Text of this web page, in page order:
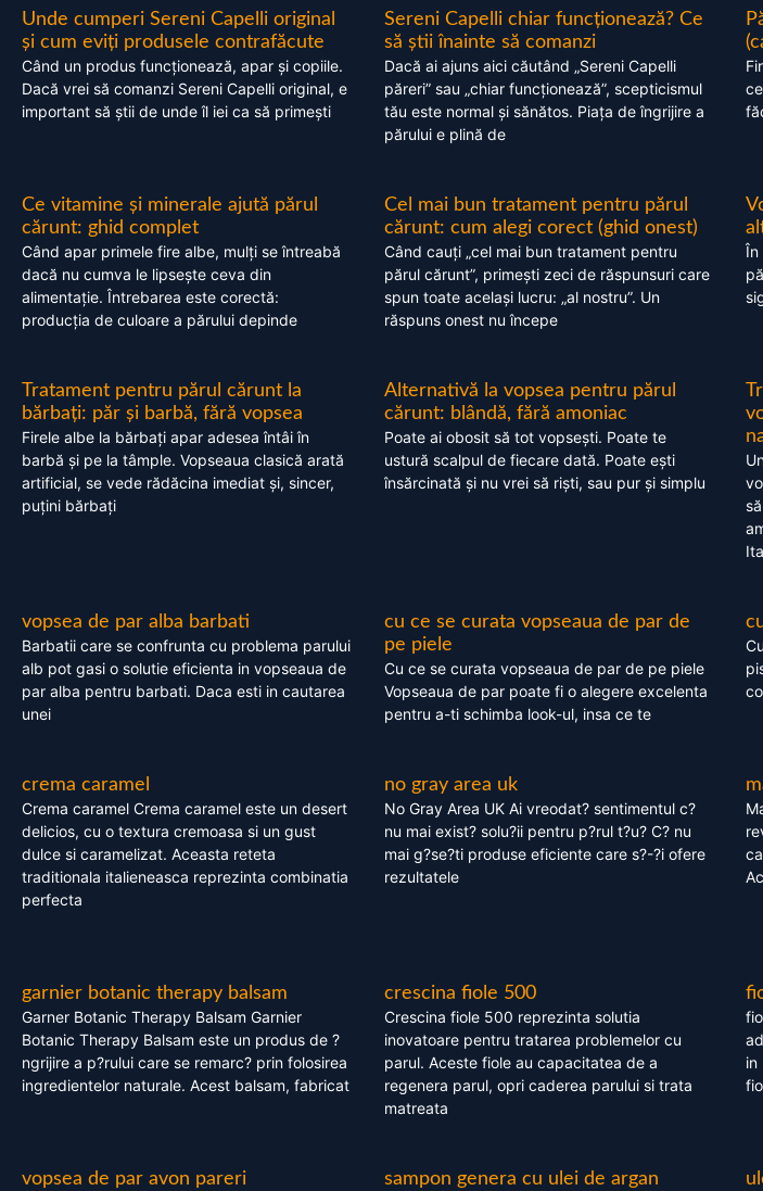
Unde cumperi Sereni Capelli original
și cum eviți produsele contrafăcute
Când un produs funcționează, apar și copiile.
Dacă vrei să comanzi Sereni Capelli original, e
important să știi de unde îl iei ca să primești
Sereni Capelli chiar funcționează? Ce
să știi înainte să comanzi
Dacă ai ajuns aici căutând „Sereni Capelli
păreri” sau „chiar funcționează”, scepticismul
tău este normal și sănătos. Piața de îngrijire a
părului e plină de
Ce vitamine și minerale ajută părul
cărunt: ghid complet
Când apar primele fire albe, mulți se întreabă
dacă nu cumva le lipsește ceva din
alimentație. Întrebarea este corectă:
producția de culoare a părului depinde
Cel mai bun tratament pentru părul
cărunt: cum alegi corect (ghid onest)
Când cauți „cel mai bun tratament pentru
părul cărunt”, primești zeci de răspunsuri care
spun toate același lucru: „al nostru”. Un
răspuns onest nu începe
În
Tratament pentru părul cărunt la
bărbați: păr și barbă, fără vopsea
Firele albe la bărbați apar adesea întâi în
barbă și pe la tâmple. Vopseaua clasică arată
artificial, se vede rădăcina imediat și, sincer,
puțini bărbați
Alternativă la vopsea pentru părul
cărunt: blândă, fără amoniac
Poate ai obosit să tot vopsești. Poate te
ustură scalpul de fiecare dată. Poate ești
însărcinată și nu vrei să riști, sau pur și simplu
vopsea de par alba barbati
Barbatii care se confrunta cu problema parului
alb pot gasi o solutie eficienta in vopseaua de
par alba pentru barbati. Daca esti in cautarea
unei
cu ce se curata vopseaua de par de
pe piele
Cu ce se curata vopseaua de par de pe piele
Vopseaua de par poate fi o alegere excelenta
pentru a-ti schimba look-ul, insa ce te
crema caramel
Crema caramel Crema caramel este un desert
delicios, cu o textura cremoasa si un gust
dulce si caramelizat. Aceasta reteta
traditionala italieneasca reprezinta combinatia
perfecta
no gray area uk
No Gray Area UK Ai vreodat? sentimentul c?
nu mai exist? solu?ii pentru p?rul t?u? C? nu
mai g?se?ti produse eficiente care s?-?i ofere
rezultatele
garnier botanic therapy balsam
Garner Botanic Therapy Balsam Garnier
Botanic Therapy Balsam este un produs de ?
ngrijire a p?rului care se remarc? prin folosirea
ingredientelor naturale. Acest balsam, fabricat
crescina fiole 500
Crescina fiole 500 reprezinta solutia
inovatoare pentru tratarea problemelor cu
parul. Aceste fiole au capacitatea de a
regenera parul, opri caderea parului si trata
matreata
in
vopsea de par avon pareri sampon genera cu ulei de argan